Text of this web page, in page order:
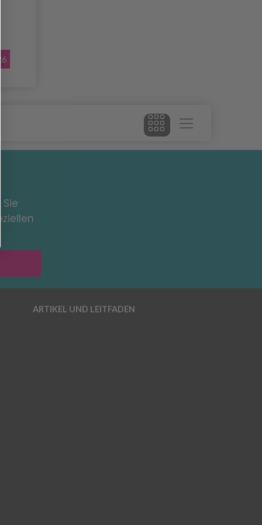
ARTIKEL UND LEITFADEN